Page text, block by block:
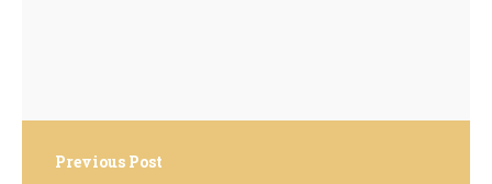
Previous Post